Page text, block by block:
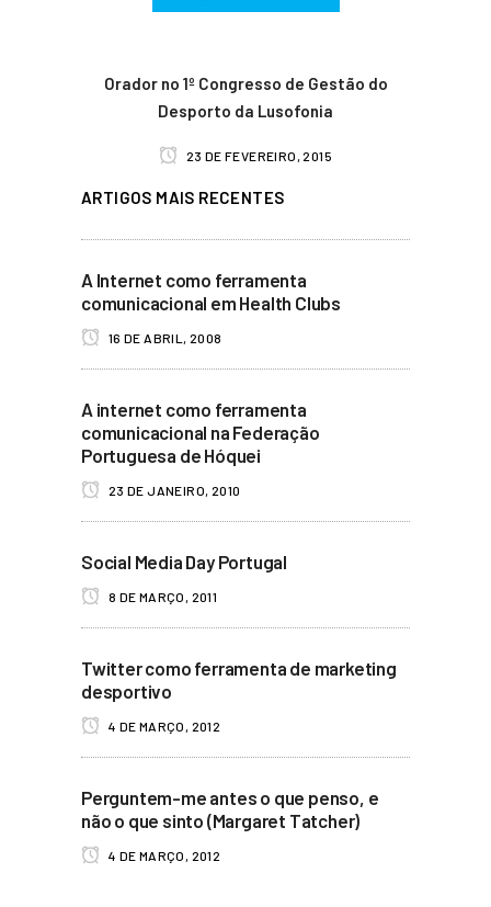
Orador no 1º Congresso de Gestão do
Desporto da Lusofonia
23 DE FEVEREIRO, 2015
ARTIGOS MAIS RECENTES
A Internet como ferramenta
comunicacional em Health Clubs
16 DE ABRIL, 2008
A internet como ferramenta
comunicacional na Federação
Portuguesa de Hóquei
23 DE JANEIRO, 2010
Social Media Day Portugal
8 DE MARÇO, 2011
Twitter como ferramenta de marketing
desportivo
4 DE MARÇO, 2012
Perguntem-me antes o que penso, e
não o que sinto (Margaret Tatcher)
4 DE MARÇO, 2012